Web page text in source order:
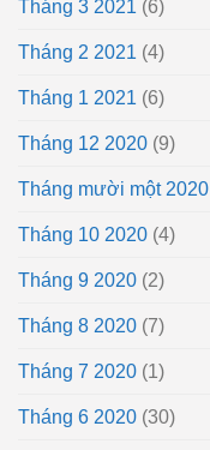
Tháng 3 2021 (6)
Tháng 2 2021 (4)
Tháng 1 2021 (6)
Tháng 12 2020 (9)
Tháng mười một 2020
Tháng 10 2020 (4)
Tháng 9 2020 (2)
Tháng 8 2020 (7)
Tháng 7 2020 (1)
Tháng 6 2020 (30)